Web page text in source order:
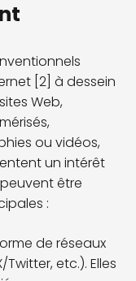
[2] à dessein
Web,
ou vidéos,
un intérêt
être
:
de réseaux
etc.). Elles